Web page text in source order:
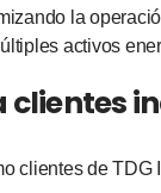
la
activos
clientes
clientes de